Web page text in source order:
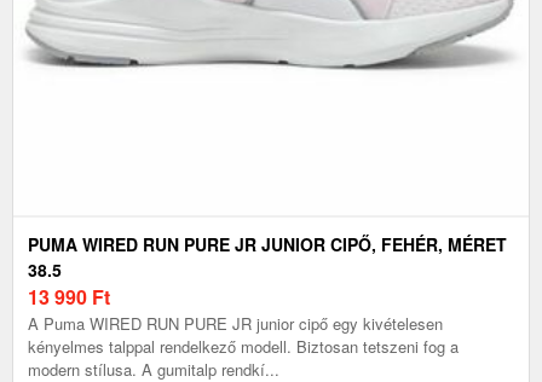
PUMA WIRED RUN PURE JR JUNIOR CIPŐ, FEHÉR, MÉRET
38.5
13 990 Ft
A Puma WIRED RUN PURE JR junior cipő egy kivételesen
kényelmes talppal rendelkező modell. Biztosan tetszeni fog a
modern stílusa. A gumitalp rendkí...